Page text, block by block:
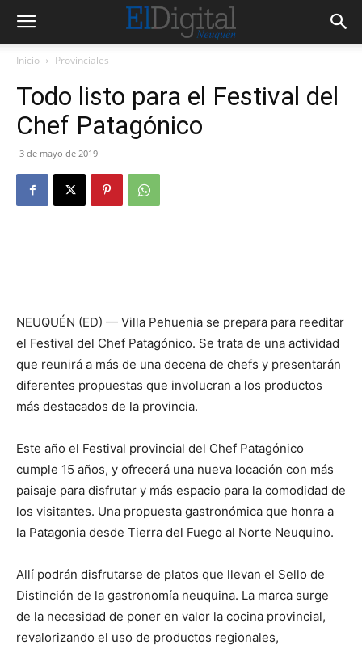
Inicio Provinciales
Todo listo para el Festival del
Chef Patagónico
3 de mayo de 2019
NEUQUÉN (ED) — Villa Pehuenia se prepara para reeditar
el Festival del Chef Patagónico. Se trata de una actividad
que reunirá a más de una decena de chefs y presentarán
diferentes propuestas que involucran a los productos
más destacados de la provincia.
Este año el Festival provincial del Chef Patagónico
cumple 15 años, y ofrecerá una nueva locación con más
paisaje para disfrutar y más espacio para la comodidad de
los visitantes. Una propuesta gastronómica que honra a
la Patagonia desde Tierra del Fuego al Norte Neuquino.
Allí podrán disfrutarse de platos que llevan el Sello de
Distinción de la gastronomía neuquina. La marca surge
de la necesidad de poner en valor la cocina provincial,
revalorizando el uso de productos regionales,